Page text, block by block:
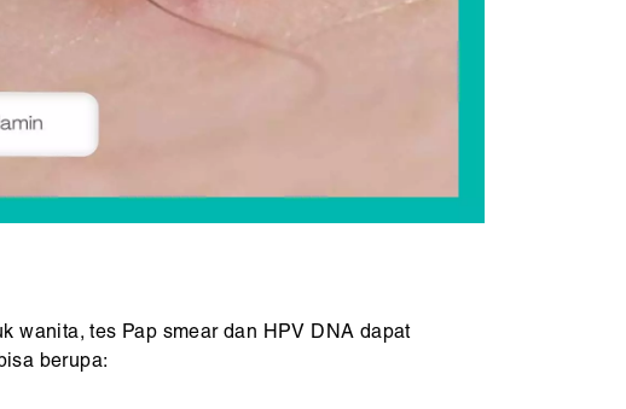
wanita, tes Pap smear dan HPV DNA dapat
berupa: